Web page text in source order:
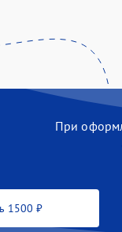
При
1500 ₽